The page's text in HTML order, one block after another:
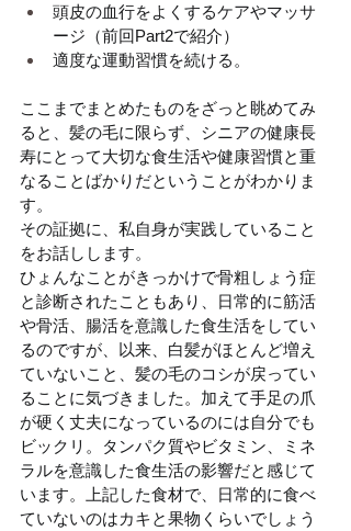
頭皮の血行をよくするケアやマッサ
ージ（前回Part2で紹介）
適度な運動習慣を続ける。
ここまでまとめたものをざっと眺めてみ
ると、髪の毛に限らず、シニアの健康長
寿にとって大切な食生活や健康習慣と重
なることばかりだということがわかりま
す。
その証拠に、私自身が実践していること
をお話しします。
ひょんなことがきっかけで骨粗しょう症
と診断されたこともあり、日常的に筋活
や骨活、腸活を意識した食生活をしてい
るのですが、以来、白髪がほとんど増え
ていないこと、髪の毛のコシが戻ってい
ることに気づきました。加えて手足の爪
が硬く丈夫になっているのには自分でも
ビックリ。タンパク質やビタミン、ミネ
ラルを意識した食生活の影響だと感じて
います。上記した食材で、日常的に食べ
ていないのはカキと果物くらいでしょう